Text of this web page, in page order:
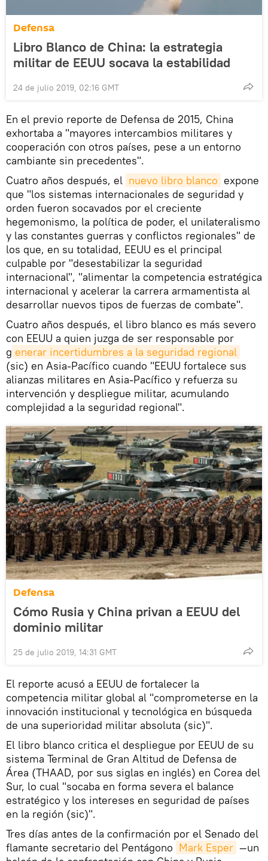
Defensa
Libro Blanco de China: la estrategia
militar de EEUU socava la estabilidad
24 de julio 2019, 02:16 GMT
En el previo reporte de Defensa de 2015, China
exhortaba a "mayores intercambios militares y
cooperación con otros países, pese a un entorno
cambiante sin precedentes".
Cuatro años después, el nuevo libro blanco expone
que "los sistemas internacionales de seguridad y
orden fueron socavados por el creciente
hegemonismo, la política de poder, el unilateralismo
y las constantes guerras y conflictos regionales" de
los que, en su totalidad, EEUU es el principal
culpable por "desestabilizar la seguridad
internacional", "alimentar la competencia estratégica
internacional y acelerar la carrera armamentista al
desarrollar nuevos tipos de fuerzas de combate".
Cuatro años después, el libro blanco es más severo
con EEUU a quien juzga de ser responsable por
g enerar incertidumbres a la seguridad regional
(sic) en Asia-Pacífico cuando "EEUU fortalece sus
alianzas militares en Asia-Pacífico y refuerza su
intervención y despliegue militar, acumulando
complejidad a la seguridad regional".
Defensa
Cómo Rusia y China privan a EEUU del
dominio militar
25 de julio 2019, 14:31 GMT
El reporte acusó a EEUU de fortalecer la
competencia militar global al "comprometerse en la
innovación institucional y tecnológica en búsqueda
de una superioridad militar absoluta (sic)".
El libro blanco critica el despliegue por EEUU de su
sistema Terminal de Gran Altitud de Defensa de
Área (THAAD, por sus siglas en inglés) en Corea del
Sur, lo cual "socaba en forma severa el balance
estratégico y los intereses en seguridad de países
en la región (sic)".
Tres días antes de la confirmación por el Senado del
flamante secretario del Pentágono Mark Esper —un